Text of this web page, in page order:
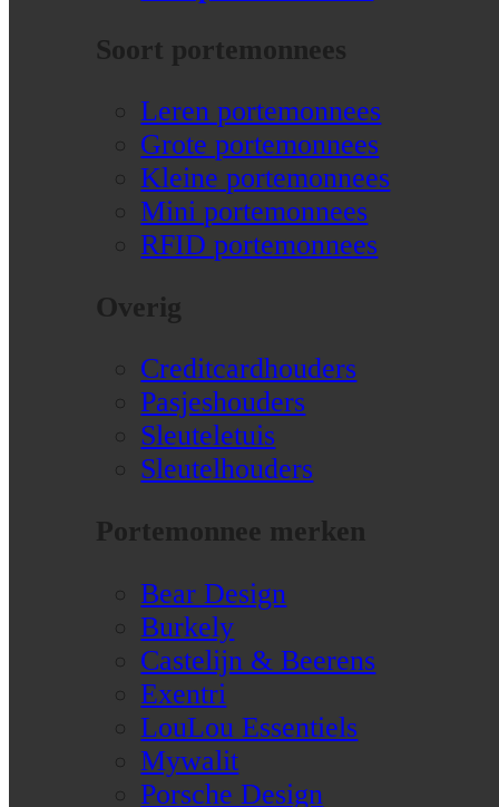
Soort portemonnees
Leren portemonnees
Grote portemonnees
Kleine portemonnees
Mini portemonnees
RFID portemonnees
Overig
Creditcardhouders
Pasjeshouders
Sleuteletuis
Sleutelhouders
Portemonnee merken
Bear Design
Burkely
Castelijn & Beerens
Exentri
LouLou Essentiels
Mywalit
Porsche Design